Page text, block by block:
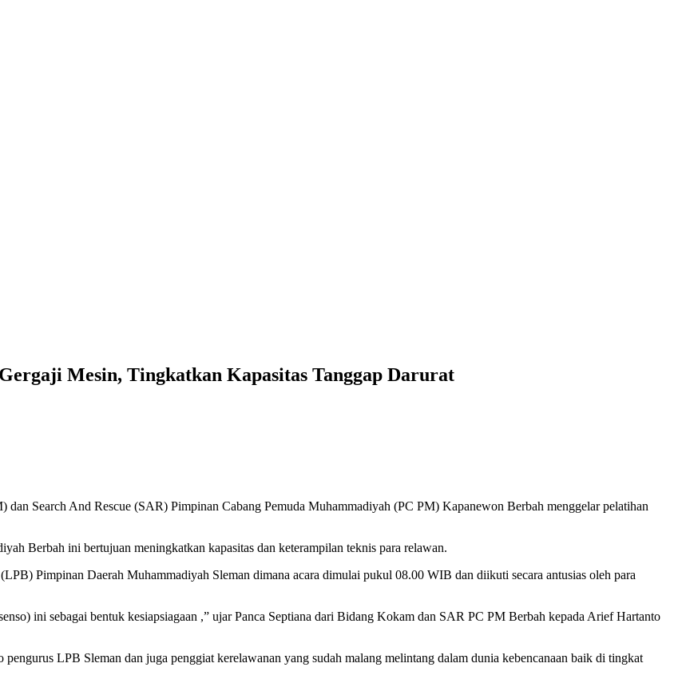
Mesin, Tingkatkan Kapasitas Tanggap Darurat
Search And Rescue (SAR) Pimpinan Cabang Pemuda Muhammadiyah (PC PM) Kapanewon Berbah menggelar pelatihan
Berbah ini bertujuan meningkatkan kapasitas dan keterampilan teknis para relawan.
Pimpinan Daerah Muhammadiyah Sleman dimana acara dimulai pukul 08.00 WIB dan diikuti secara antusias oleh para
ini sebagai bentuk kesiapsiagaan ,” ujar Panca Septiana dari Bidang Kokam dan SAR PC PM Berbah kepada Arief Hartanto
LPB Sleman dan juga penggiat kerelawanan yang sudah malang melintang dalam dunia kebencanaan baik di tingkat